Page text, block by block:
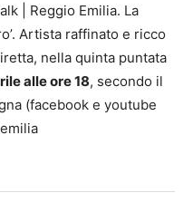
| Reggio Emilia. La
Artista raffinato e ricco
nella quinta puntata
alle ore 18, secondo il
(facebook e youtube